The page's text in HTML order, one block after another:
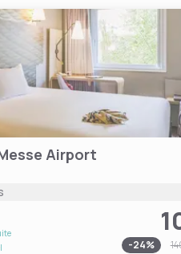
Airport
-24%